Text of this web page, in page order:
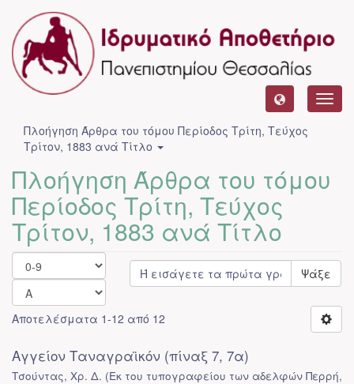
Πλοήγηση Άρθρα του τόμου Περίοδος Τρίτη, Τεύχος
Τρίτον, 1883 ανά Τίτλο
Πλοήγηση Άρθρα του τόμου
Περίοδος Τρίτη, Τεύχος
Τρίτον, 1883 ανά Τίτλο
Ψάξε
Αποτελέσματα 1-12 από 12
Αγγείον Ταναγραϊκόν (πίναξ 7, 7α)
Τσούντας, Χρ. Δ. (Εκ του τυπογραφείου των αδελφών Περρή,